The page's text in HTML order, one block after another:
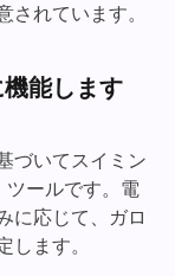
れています。
能します
づいてスイミン
ツールです。電
に応じて、ガロ
ます。